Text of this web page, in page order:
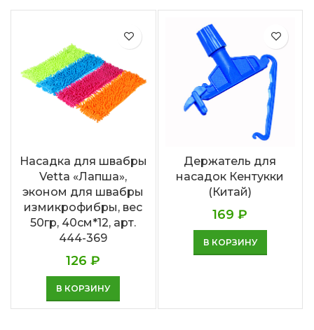
Насадка для швабры
Vetta «Лапша»,
эконом для швабры
измикрофибры, вес
50гр, 40см*12, арт.
444-369
126₽
В КОРЗИНУ
Держатель для
насадок Кентукки
(Китай)
169₽
В КОРЗИНУ